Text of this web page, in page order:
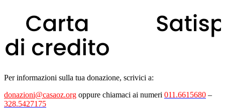
Per informazioni sulla tua donazione, scrivici a:
donazioni@casaoz.org oppure chiamaci ai numeri 011.6615680 –
328.5427175